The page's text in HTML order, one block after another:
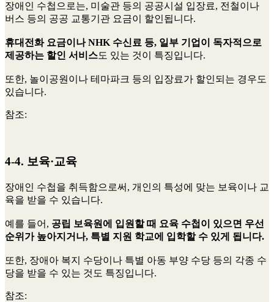
장애인 수첩으로는, 미술관 등의 공공시설 입장료, 전철이나
버스 등의 공공 교통기관 요금이 할인됩니다.
휴대전화 요금이나 NHK 수신료 등, 일부 기업이 독자적으로
제공하는 할인 서비스도 있는 것이 특징입니다.
또한, 놀이공원이나 테마파크 등의 입장료가 할인되는 경우도
있습니다.
참조:
4-4. 보육·교육
장애인 수첩을 취득함으로써, 개인의 특성에 맞는 보육이나 교
육을 받을 수 있습니다.
예를 들어, 공립 보육원에 입원할 때 요육 수첩이 있으면 우선
순위가 높아지거나, 특별 지원 학교에 입학할 수 있게 됩니다.
또한, 장애아 복지 수당이나 특별 아동 부양 수당 등의 각종 수
당을 받을 수 있는 것도 특징입니다.
참조: